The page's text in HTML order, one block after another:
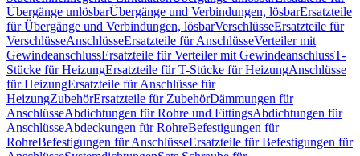
Übergänge unlösbarÜbergänge und Verbindungen, lösbarErsatzteile
für Übergänge und Verbindungen, lösbarVerschlüsseErsatzteile für
VerschlüsseAnschlüsseErsatzteile für AnschlüsseVerteiler mit
GewindeanschlussErsatzteile für Verteiler mit GewindeanschlussT-
Stücke für HeizungErsatzteile für T-Stücke für HeizungAnschlüsse
für HeizungErsatzteile für Anschlüsse für
HeizungZubehörErsatzteile für ZubehörDämmungen für
AnschlüsseAbdichtungen für Rohre und FittingsAbdichtungen für
AnschlüsseAbdeckungen für RohreBefestigungen für
RohreBefestigungen für AnschlüsseErsatzteile für Befestigungen für